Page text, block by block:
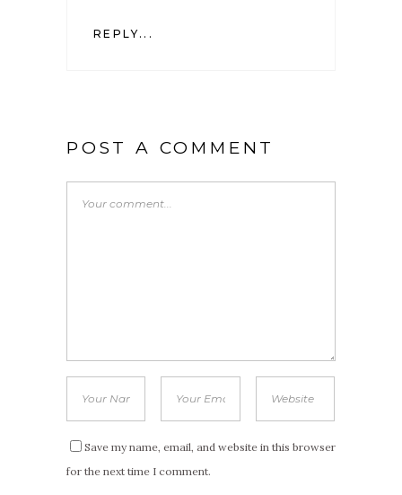
REPLY...
POST A COMMENT
Save my name, email, and website in this browser
for the next time I comment.